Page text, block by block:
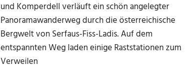
und Komperdell verläuft ein schön angelegter
Panoramawanderweg durch die österreichische
Bergwelt von Serfaus-Fiss-Ladis. Auf dem
entspannten Weg laden einige Raststationen zum
Verweilen